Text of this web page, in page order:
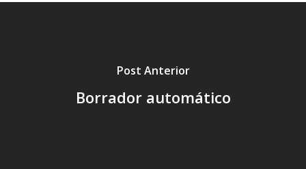
Post Anterior
Borrador automático